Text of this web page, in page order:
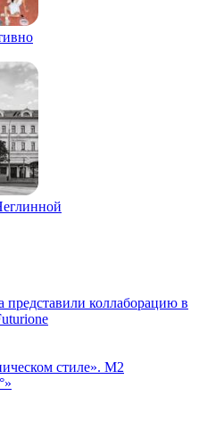
представили коллаборацию в
стиле». М2